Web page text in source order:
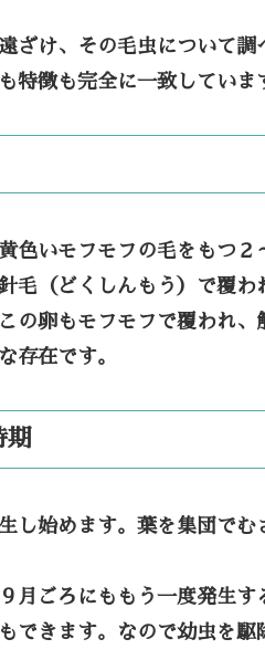
ざけ、その毛虫について
特徴も完全に一致していま
色いモフモフの毛をもつ
毛（どくしんもう）で覆
の卵もモフモフで覆われ
存在です。
期
し始めます。葉を集団でむ
月ごろにももう一度発生
できます。なので幼虫を